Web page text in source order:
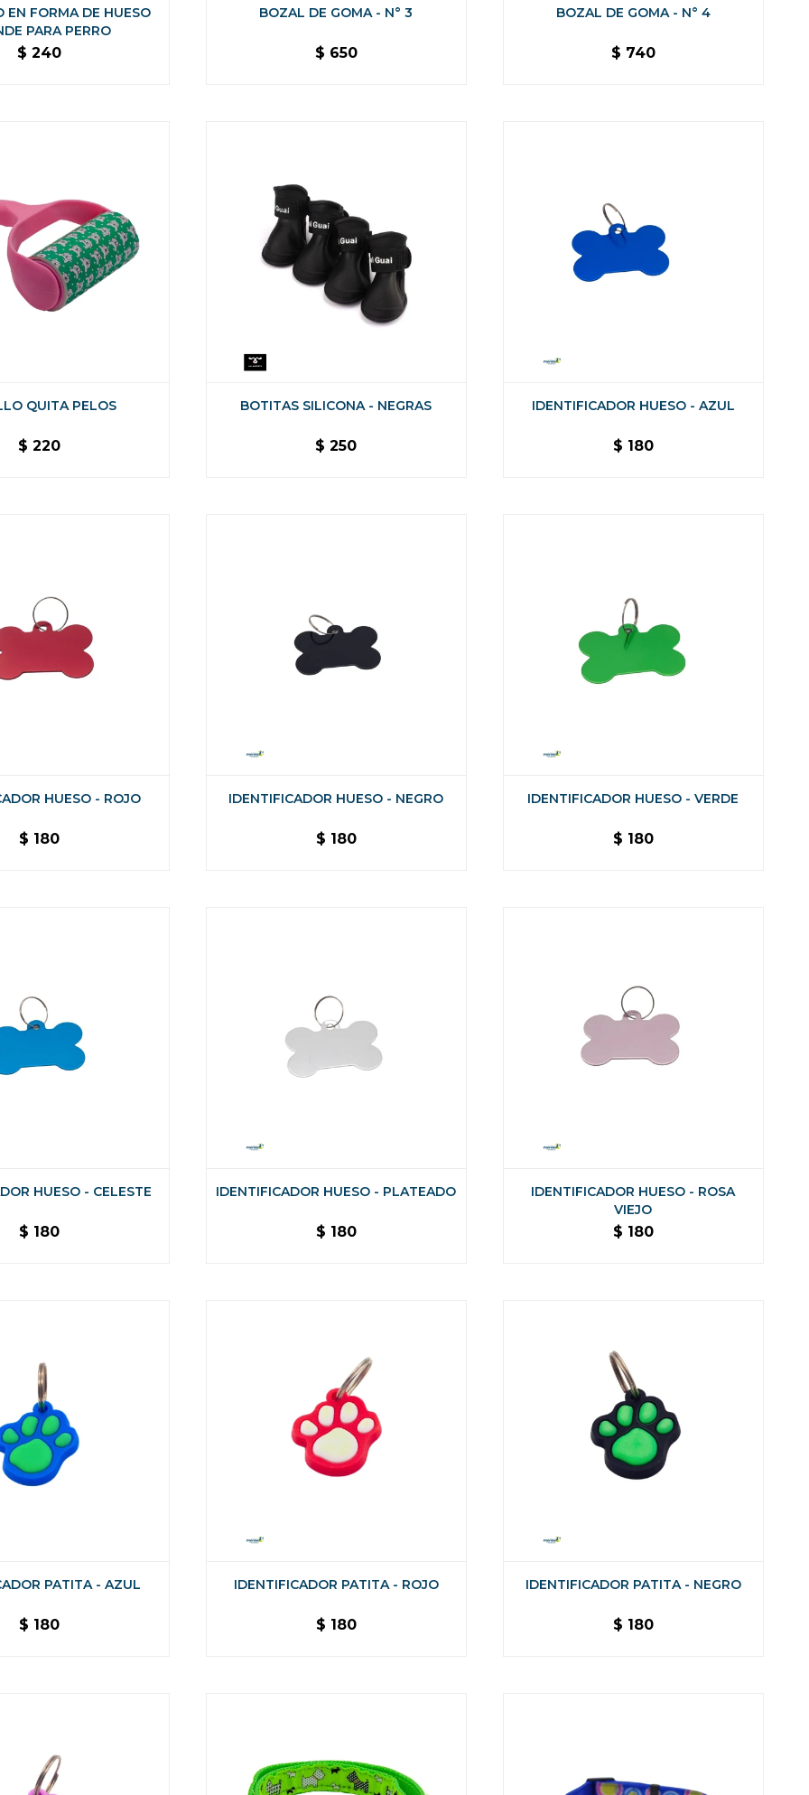
EN FORMA DE HUESO
PARA PERRO
$ 240
BOZAL DE GOMA - N° 3
$ 650
BOZAL DE GOMA - N° 4
$ 740
QUITA PELOS
$ 220
BOTITAS SILICONA - NEGRAS
$ 250
IDENTIFICADOR HUESO - AZUL
$ 180
HUESO - ROJO
$ 180
IDENTIFICADOR HUESO - NEGRO
$ 180
IDENTIFICADOR HUESO - VERDE
$ 180
HUESO - CELESTE
$ 180
IDENTIFICADOR HUESO - PLATEADO
$ 180
IDENTIFICADOR HUESO - ROSA
VIEJO
$ 180
PATITA - AZUL
$ 180
IDENTIFICADOR PATITA - ROJO
$ 180
IDENTIFICADOR PATITA - NEGRO
$ 180